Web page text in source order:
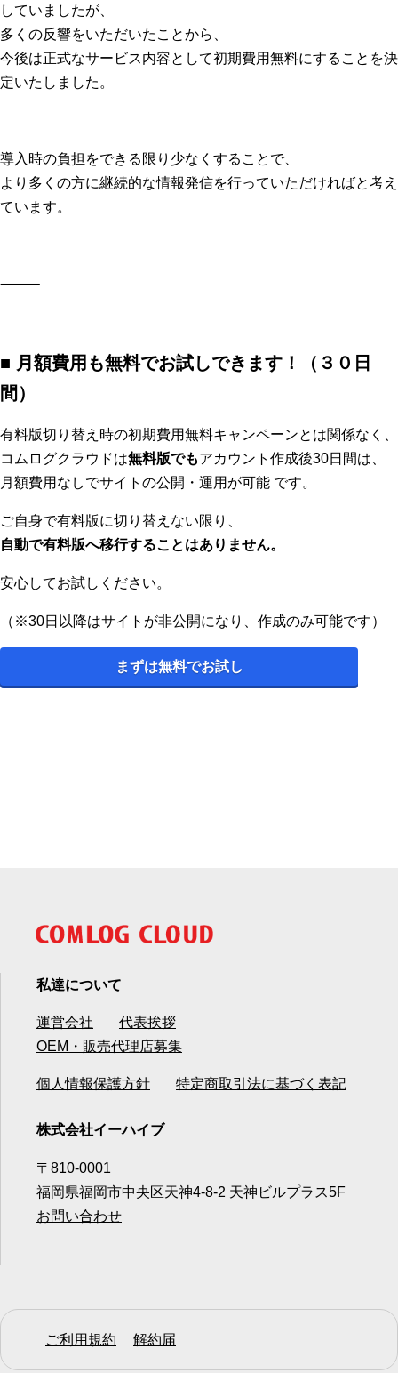
していましたが、
多くの反響をいただいたことから、
今後は正式なサービス内容として初期費用無料にすることを決
定いたしました。
導入時の負担をできる限り少なくすることで、
より多くの方に継続的な情報発信を行っていただければと考え
ています。
⸻
■ 月額費用も無料でお試しできます！（３０日
間）
有料版切り替え時の初期費用無料キャンペーンとは関係なく、
コムログクラウドは無料版でもアカウント作成後30日間は、
月額費用なしでサイトの公開・運用が可能 です。
ご自身で有料版に切り替えない限り、
自動で有料版へ移行することはありません。
安心してお試しください。
（※30日以降はサイトが非公開になり、作成のみ可能です）
まずは無料でお試し
私達について
運営会社
代表挨拶
OEM・販売代理店募集
個人情報保護方針 特定商取引法に基づく表記
株式会社イーハイブ
〒810-0001
福岡県福岡市中央区天神4-8-2 天神ビルプラス5F
お問い合わせ
ご利用規約 解約届